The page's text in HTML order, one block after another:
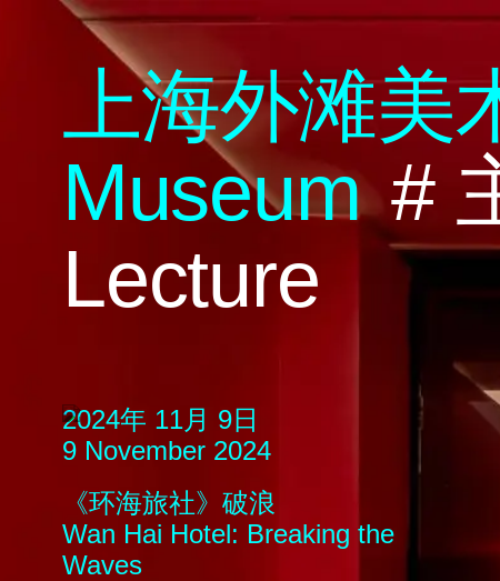
上海外滩美
Museum #
Lecture
2024年 11月 9日
9 November 2024
《环海旅社》破浪
Wan Hai Hotel: Breaking the
Waves